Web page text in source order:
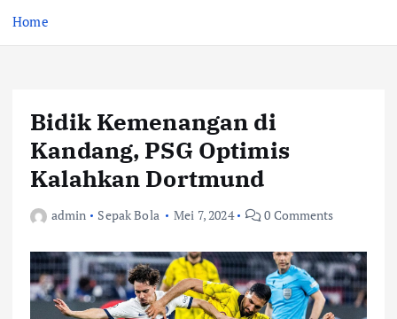
Home
Bidik Kemenangan di
Kandang, PSG Optimis
Kalahkan Dortmund
admin Sepak Bola Mei 7, 2024 0 Comments